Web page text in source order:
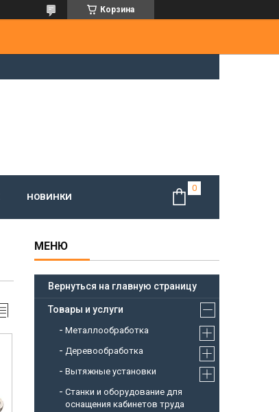
Корзина
НОВИНКИ
Вернуться на главную страницу
Товары и услуги
Металлообработка
Деревообработка
Вытяжные установки
Станки и оборудование для
оснащения кабинетов труда